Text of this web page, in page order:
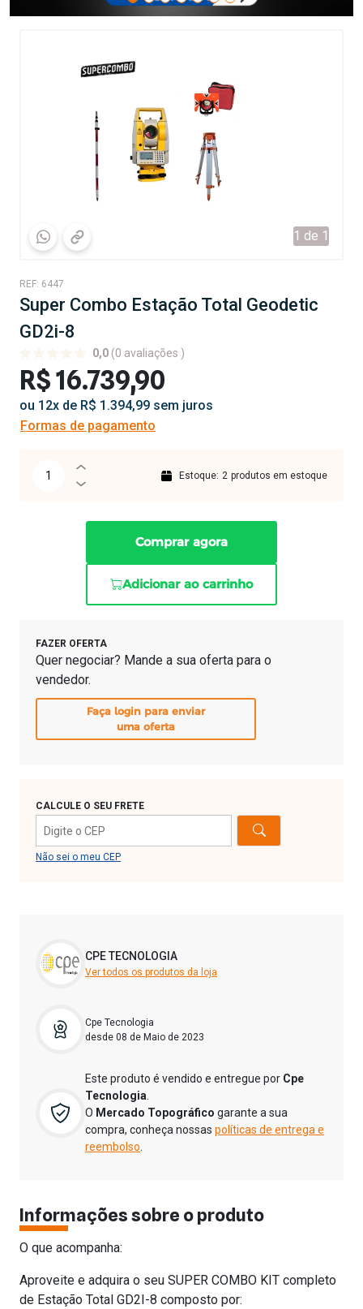
1 de 1
REF: 6447
Super Combo Estação Total Geodetic
GD2i-8
0,0 (0 avaliações )
R$ 16.739,90
ou 12x de R$ 1.394,99 sem juros
Formas de pagamento
Estoque: 2 produtos em estoque
Comprar agora
Adicionar ao carrinho
FAZER OFERTA
Quer negociar? Mande a sua oferta para o
vendedor.
Faça login para enviar
uma oferta
CALCULE O SEU FRETE
Não sei o meu CEP
CPE TECNOLOGIA
Ver todos os produtos da loja
Cpe Tecnologia
desde 08 de Maio de 2023
Este produto é vendido e entregue por Cpe
Tecnologia.
O Mercado Topográfico garante a sua
compra, conheça nossas políticas de entrega e
reembolso.
Informações sobre o produto
O que acompanha:
Aproveite e adquira o seu SUPER COMBO KIT completo
de Estação Total GD2I-8 composto por: